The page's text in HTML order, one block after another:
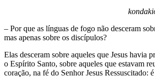
– Por que as línguas de fogo não desceram
mas apenas sobre os discípulos?
Elas desceram sobre aqueles que Jesus havia
o Espírito Santo, sobre aqueles que estavam
coração, na fé do Senhor Jesus Ressuscitado: